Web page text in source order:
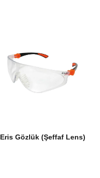
Eris Gözlük (Şeffaf Lens)